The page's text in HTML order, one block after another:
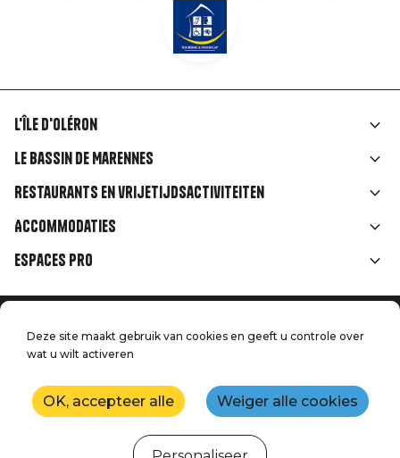
Liens
rubriques
L'île d'Oléron
Le Bassin de Marennes
Restaurants en vrijetijdsactiviteiten
Accommodaties
Espaces Pro
Menu
de
Juridische informatie
Druk op
Neem contact met ons op
Kaart
Productie: StudioJuillet
Deze site maakt gebruik van cookies en geeft u controle over
wat u wilt activeren
OK, accepteer alle Weiger alle cookies